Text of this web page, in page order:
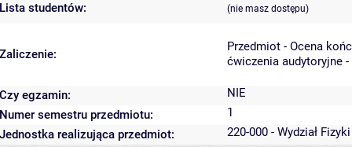
Lista studentów: (nie masz dostępu)
Zaliczenie:
Przedmiot - Ocena
ćwiczenia audytoryjne
Czy egzamin:
NIE
Numer semestru przedmiotu:
1
Jednostka realizująca przedmiot:
220-000 - Wydział